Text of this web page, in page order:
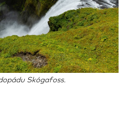
Skógafoss.